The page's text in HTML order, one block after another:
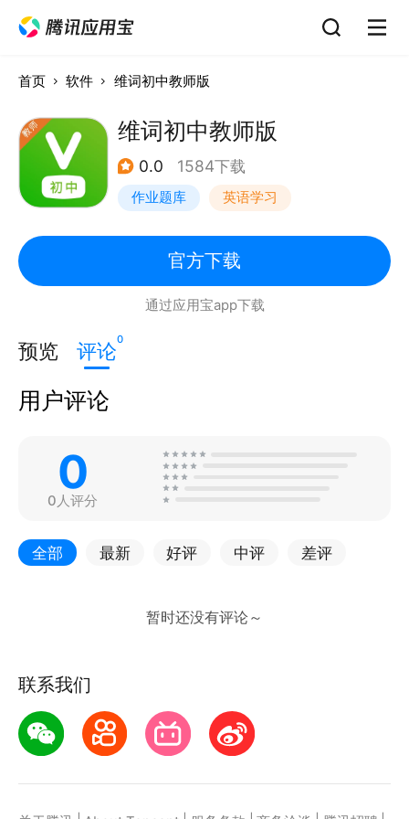
首页 软件 维词初中教师版
维词初中教师版
0.0 1584下载
作业题库 英语学习
官方下载
通过应用宝app下载
预览 评论0
用户评论
0
0人评分
全部 最新 好评 中评 差评
联系我们